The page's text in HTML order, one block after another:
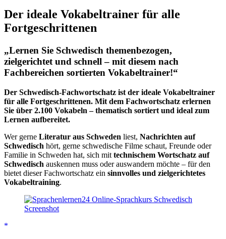
Der ideale Vokabeltrainer für alle
Fortgeschrittenen
„Lernen Sie Schwedisch themenbezogen,
zielgerichtet und schnell – mit diesem nach
Fachbereichen sortierten Vokabeltrainer!“
Der Schwedisch-Fachwortschatz ist der ideale Vokabeltrainer
für alle Fortgeschrittenen. Mit dem Fachwortschatz erlernen
Sie über 2.100 Vokabeln – thematisch sortiert und ideal zum
Lernen aufbereitet.
Wer gerne Literatur aus Schweden liest, Nachrichten auf
Schwedisch hört, gerne schwedische Filme schaut, Freunde oder
Familie in Schweden hat, sich mit technischem Wortschatz auf
Schwedisch auskennen muss oder auswandern möchte – für den
bietet dieser Fachwortschatz ein sinnvolles und zielgerichtetes
Vokabeltraining.